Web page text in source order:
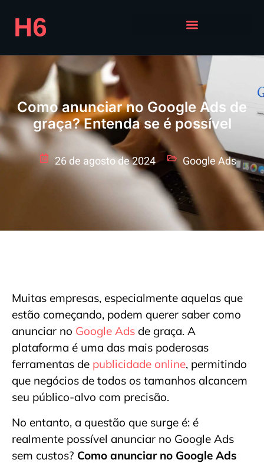
Como anunciar no Google Ads de
graça? Entenda se é possível
26 de agosto de 2024 Google Ads
Muitas empresas, especialmente aquelas que
estão começando, podem querer saber como
anunciar no Google Ads de graça. A
plataforma é uma das mais poderosas
ferramentas de publicidade online, permitindo
que negócios de todos os tamanhos alcancem
seu público-alvo com precisão.
No entanto, a questão que surge é: é
realmente possível anunciar no Google Ads
sem custos? Como anunciar no Google Ads